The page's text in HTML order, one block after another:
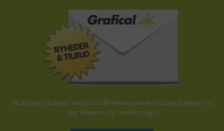
Så deltager du hvert kvartal i lodtrækning om eksklusive præmier fra
Kay Bojesen, By Lassen o.lign.